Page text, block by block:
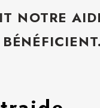
NOTRE